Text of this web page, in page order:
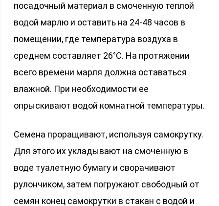
посадочный материал в смоченную теплой
водой марлю и оставить на 24-48 часов в
помещении, где температура воздуха в
среднем составляет 26°С. На протяжении
всего времени марля должна оставаться
влажной. При необходимости ее
опрыскивают водой комнатной температуры.
Семена проращивают, используя самокрутку.
Для этого их укладывают на смоченную в
воде туалетную бумагу и сворачивают
рулончиком, затем погружают свободный от
семян конец самокрутки в стакан с водой и